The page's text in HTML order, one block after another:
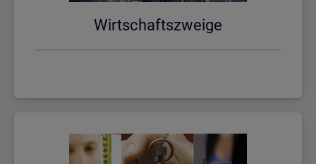
Wirt­schafts­zwei­ge